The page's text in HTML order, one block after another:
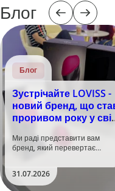
Блог
Блог
Зустрічайте LOVISS -
новий бренд, що
проривом року у
Ми раді представити вам
бренд, який перевертає
та вже встиг стати сенсацією
на міжнародній виставці API
Shanghai-2026!​LOVISS - це
31.07.2026